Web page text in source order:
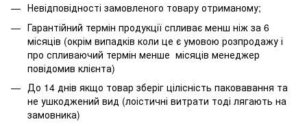
Невідповідності замовленого товару отриманому;
Гарантійний термін продукції спливає менш ніж за 6
місяців (окрім випадків коли це є умовою розпродажу і
про спливаючий термін менше місяців менеджер
повідомив клієнта)
До 14 днів якщо товар зберіг цілісність паковавання та
не ушкоджений вид (лоістичні витрати тоді лягають на
замовника)